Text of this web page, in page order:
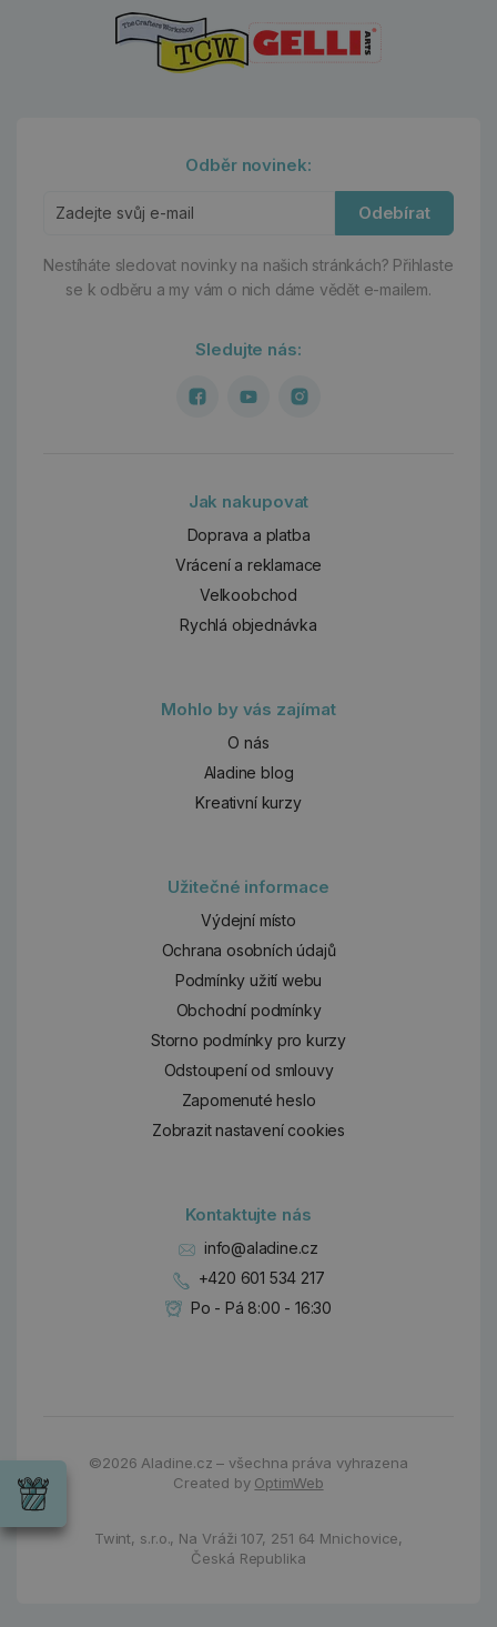
Odběr novinek:
Odebírat
Nestíháte sledovat novinky na našich stránkách? Přihlaste
se k odběru a my vám o nich dáme vědět e-mailem.
Sledujte nás:
Jak nakupovat
Doprava a platba
Vrácení a reklamace
Velkoobchod
Rychlá objednávka
Mohlo by vás zajímat
O nás
Aladine blog
Kreativní kurzy
Užitečné informace
Výdejní místo
Ochrana osobních údajů
Podmínky užití webu
Obchodní podmínky
Storno podmínky pro kurzy
Odstoupení od smlouvy
Zapomenuté heslo
Zobrazit nastavení cookies
Kontaktujte nás
info@aladine.cz
+420 601 534 217
Po - Pá 8:00 - 16:30
©2026Aladine.cz – všechna práva vyhrazena
Created by OptimWeb
Twint, s.r.o., Na Vráži 107, 251 64 Mnichovice,
Česká Republika
Wrendale
příležitost
Chci si vybrat